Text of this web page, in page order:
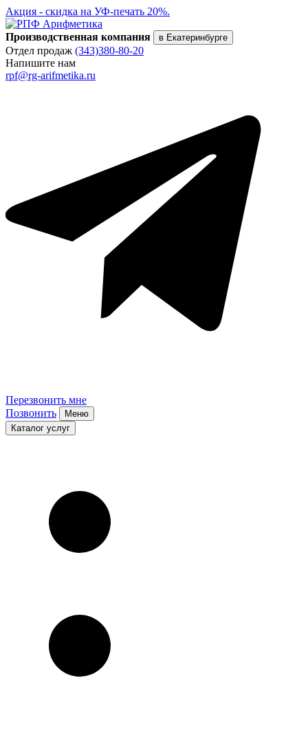
Акция - скидка на УФ-печать 20%.
Производственная компания в Екатеринбурге
Отдел продаж (343)380-80-20
Напишите нам
rpf@rg-arifmetika.ru
Перезвонить мне
Позвонить
Меню
Каталог услуг